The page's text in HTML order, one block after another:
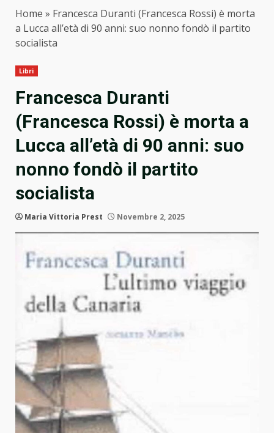
Home » Francesca Duranti (Francesca Rossi) è morta
a Lucca all’età di 90 anni: suo nonno fondò il partito
socialista
Libri
Francesca Duranti
(Francesca Rossi) è morta a
Lucca all’età di 90 anni: suo
nonno fondò il partito
socialista
Maria Vittoria Prest Novembre 2, 2025